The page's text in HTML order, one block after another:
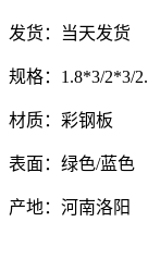
发货：当天发货
规格：1.8*3/2*3/
材质：彩钢板
表面：绿色/蓝色
产地：河南洛阳